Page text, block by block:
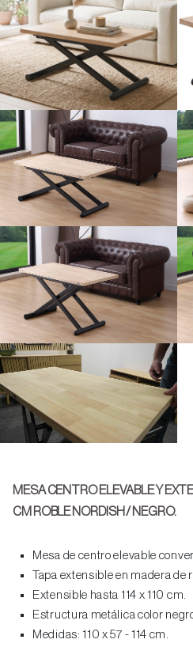
MESA CENTRO ELEVABLE Y
CM ROBLE NORDISH / NEGRO.
Mesa de centro elevable
Tapa extensible en madera de
Extensible hasta 114 x 110 cm.
Estructura metálica color
Medidas: 110 x 57 - 114 cm.